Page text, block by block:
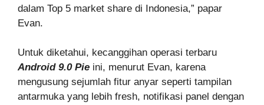
dalam Top 5 market share di Indonesia,” papar
Evan.
Untuk diketahui, kecanggihan operasi terbaru
Android 9.0 Pie ini, menurut Evan, karena
mengusung sejumlah fitur anyar seperti tampilan
antarmuka yang lebih fresh, notifikasi panel dengan